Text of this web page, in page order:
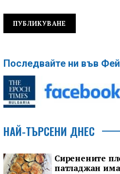
Последвайте ни във
НАЙ-ТЪРСЕНИ ДНЕС
Сиренените
патладжан